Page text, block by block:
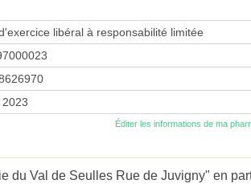
libéral à responsabilité limitée
2023
Éditer les informations de ma
du Val de Seulles Rue de Juvigny" en